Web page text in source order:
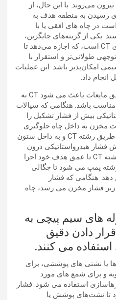
می‌روند. با این حال، از
رسیدن به منطقه هدف به
در چاه های افقی یا با
یکی از گزینه‌های جایگزین،
انتقال سوراخ تفنگ‌ها در انتهای CT است، که اجازه می‌دهد تا
طولانی‌تر و استقرار با
امکان‌پذیر باشد. این عملیات
انجام داد.
ظرفیت آن برای گردش یا تزریق مایعات باعث می شود CT به
مناسب باشد. هنگامی که سیالات
بیش از فشار تشکیل را
مخزن به داخل چاه جلوگیری
می شود. پمپاژ گاز نیتروژن از طریق رشته CT و به داخل ستون
فشار هیدرواستاتیکی درون
چاه برای شروع تولید است. رشته CT تا عمق هدف خود اجرا
پمپ می شود تا چگالی
هنگامی که فشار
زیر فشار مخزن می رسد، چاه
های سیم پیچی به
دادن دقیق
می کنند.
یا نشتی های پوششی، برای
و برای شمع های مورد
استفاده می شود. فشار
تا نشت‌های پوشش یا